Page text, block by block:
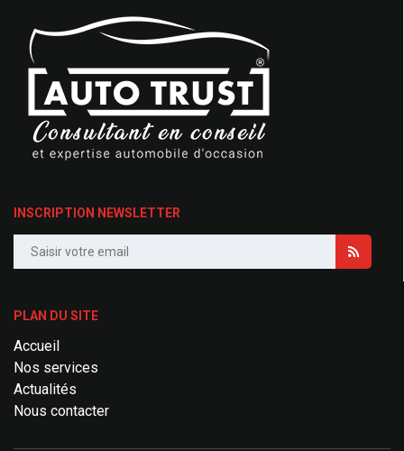
INSCRIPTION NEWSLETTER
PLAN DU SITE
Accueil
Nos services
Actualités
Nous contacter